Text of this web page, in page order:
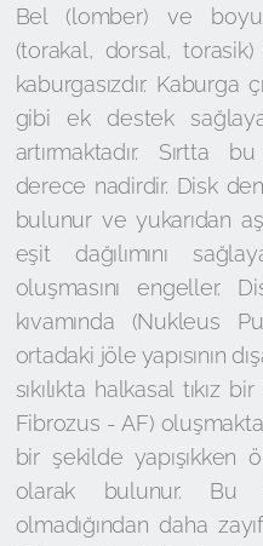
Bel (lomber) ve
(torakal, dorsal, torasik)
kaburgasızdır. Kaburga
gibi ek destek
artırmaktadır. Sırtta
derece nadirdir. Disk
bulunur ve yukarıdan
eşit dağılımını
oluşmasını engeller.
kıvamında (Nukleus
ortadaki jöle yapısının
sıkılıkta halkasal tıkız
Fibrozus - AF)
bir şekilde
olarak bulunur. Bu
olmadığından daha